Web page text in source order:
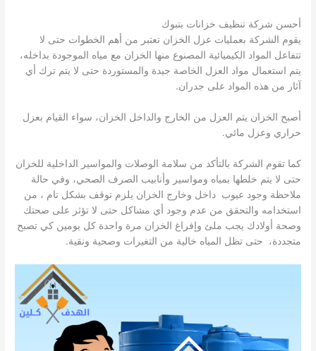
أحسن شركة تنظيف خزانات بتبوك
يقوم الشركة بعمليات عزل الخزان تعتبر من أهم الخطوات حتى لا
تتفاعل المواد الكيميائية المصنوع منها الخزان مع مياه الموجودة بداخله،
يتم استعمال مواد العزل الخاصة جيدة والمستوردة حتى لا يتم ترك أي
آثار من هذه المواد على جدران.
أصبح الخزان يتم العزل من الخارج والداخل الخزان، سواء القيام بعزل
حراري وعزل مائي.
كما تقوم الشركة بالتأكد من سلامة الوصلات والمواسير الداخلية للخزان
حتى لا يتم خلطها بمياه ومواسير وأنابيب الصرف الصحي، وفي حالة
ملاحظة وجود عيوب داخل وخارج الخزان يلزم توقف بشكل تام ، من
استخدامه والتحقق من عدم وجود أي مشاكل حتى لا تؤثر على صحتك
وصحة أولادك يجب ملئ وإفراغ الخزان مرة واحدة كل يومين كي تصبح
متجددة، حتى تظل المياه خالية من التغيرات وصحية ونقية.